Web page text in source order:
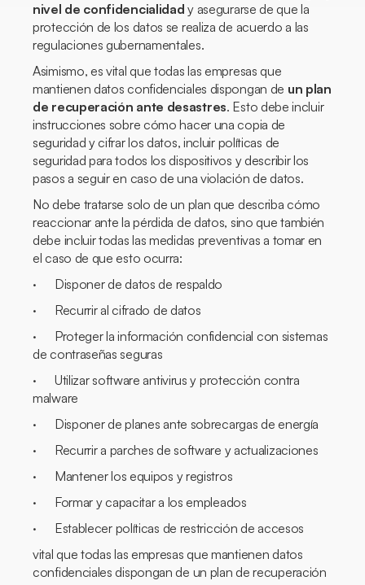
nivel de confidencialidad y asegurarse de que la
protección de los datos se realiza de acuerdo a las
regulaciones gubernamentales.
Asimismo, es vital que todas las empresas que
mantienen datos confidenciales dispongan de un plan
de recuperación ante desastres. Esto debe incluir
instrucciones sobre cómo hacer una copia de
seguridad y cifrar los datos, incluir políticas de
seguridad para todos los dispositivos y describir los
pasos a seguir en caso de una violación de datos.
No debe tratarse solo de un plan que describa cómo
reaccionar ante la pérdida de datos, sino que también
debe incluir todas las medidas preventivas a tomar en
el caso de que esto ocurra:
· Disponer de datos de respaldo
· Recurrir al cifrado de datos
· Proteger la información confidencial con sistemas
de contraseñas seguras
· Utilizar software antivirus y protección contra
malware
· Disponer de planes ante sobrecargas de energía
· Recurrir a parches de software y actualizaciones
· Mantener los equipos y registros
· Formar y capacitar a los empleados
· Establecer políticas de restricción de accesos
vital que todas las empresas que mantienen datos
confidenciales dispongan de un plan de recuperación